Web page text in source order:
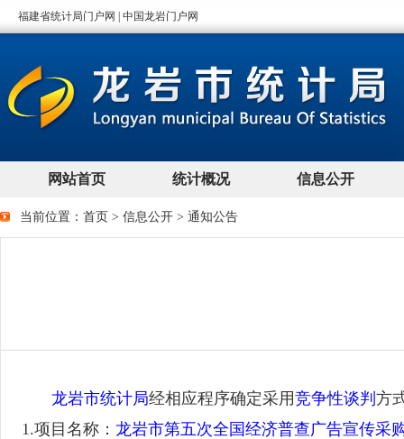
当前位置： 首页 > 信息公开 > 通知公告
龙岩市统计局经相应程序确定采用竞争性谈判 方
1.项目名称： 龙岩市第五次全国经济普查广告宣传采